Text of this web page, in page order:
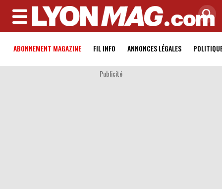
MENU
ABONNEMENT MAGAZINE FIL INFO ANNONCES LÉGALES
Publicité